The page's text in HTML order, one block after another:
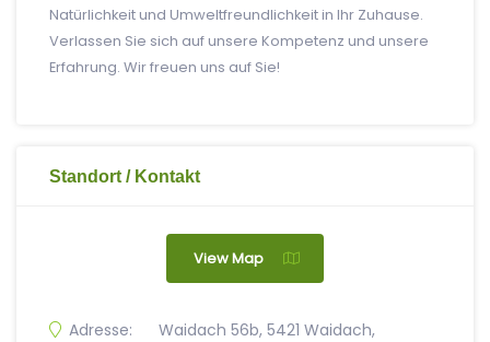
Natürlichkeit und Umweltfreundlichkeit in Ihr Zuhause.
Verlassen Sie sich auf unsere Kompetenz und unsere
Erfahrung. Wir freuen uns auf Sie!
Standort / Kontakt
View Map
Adresse:
Waidach 56b, 5421 Waidach,